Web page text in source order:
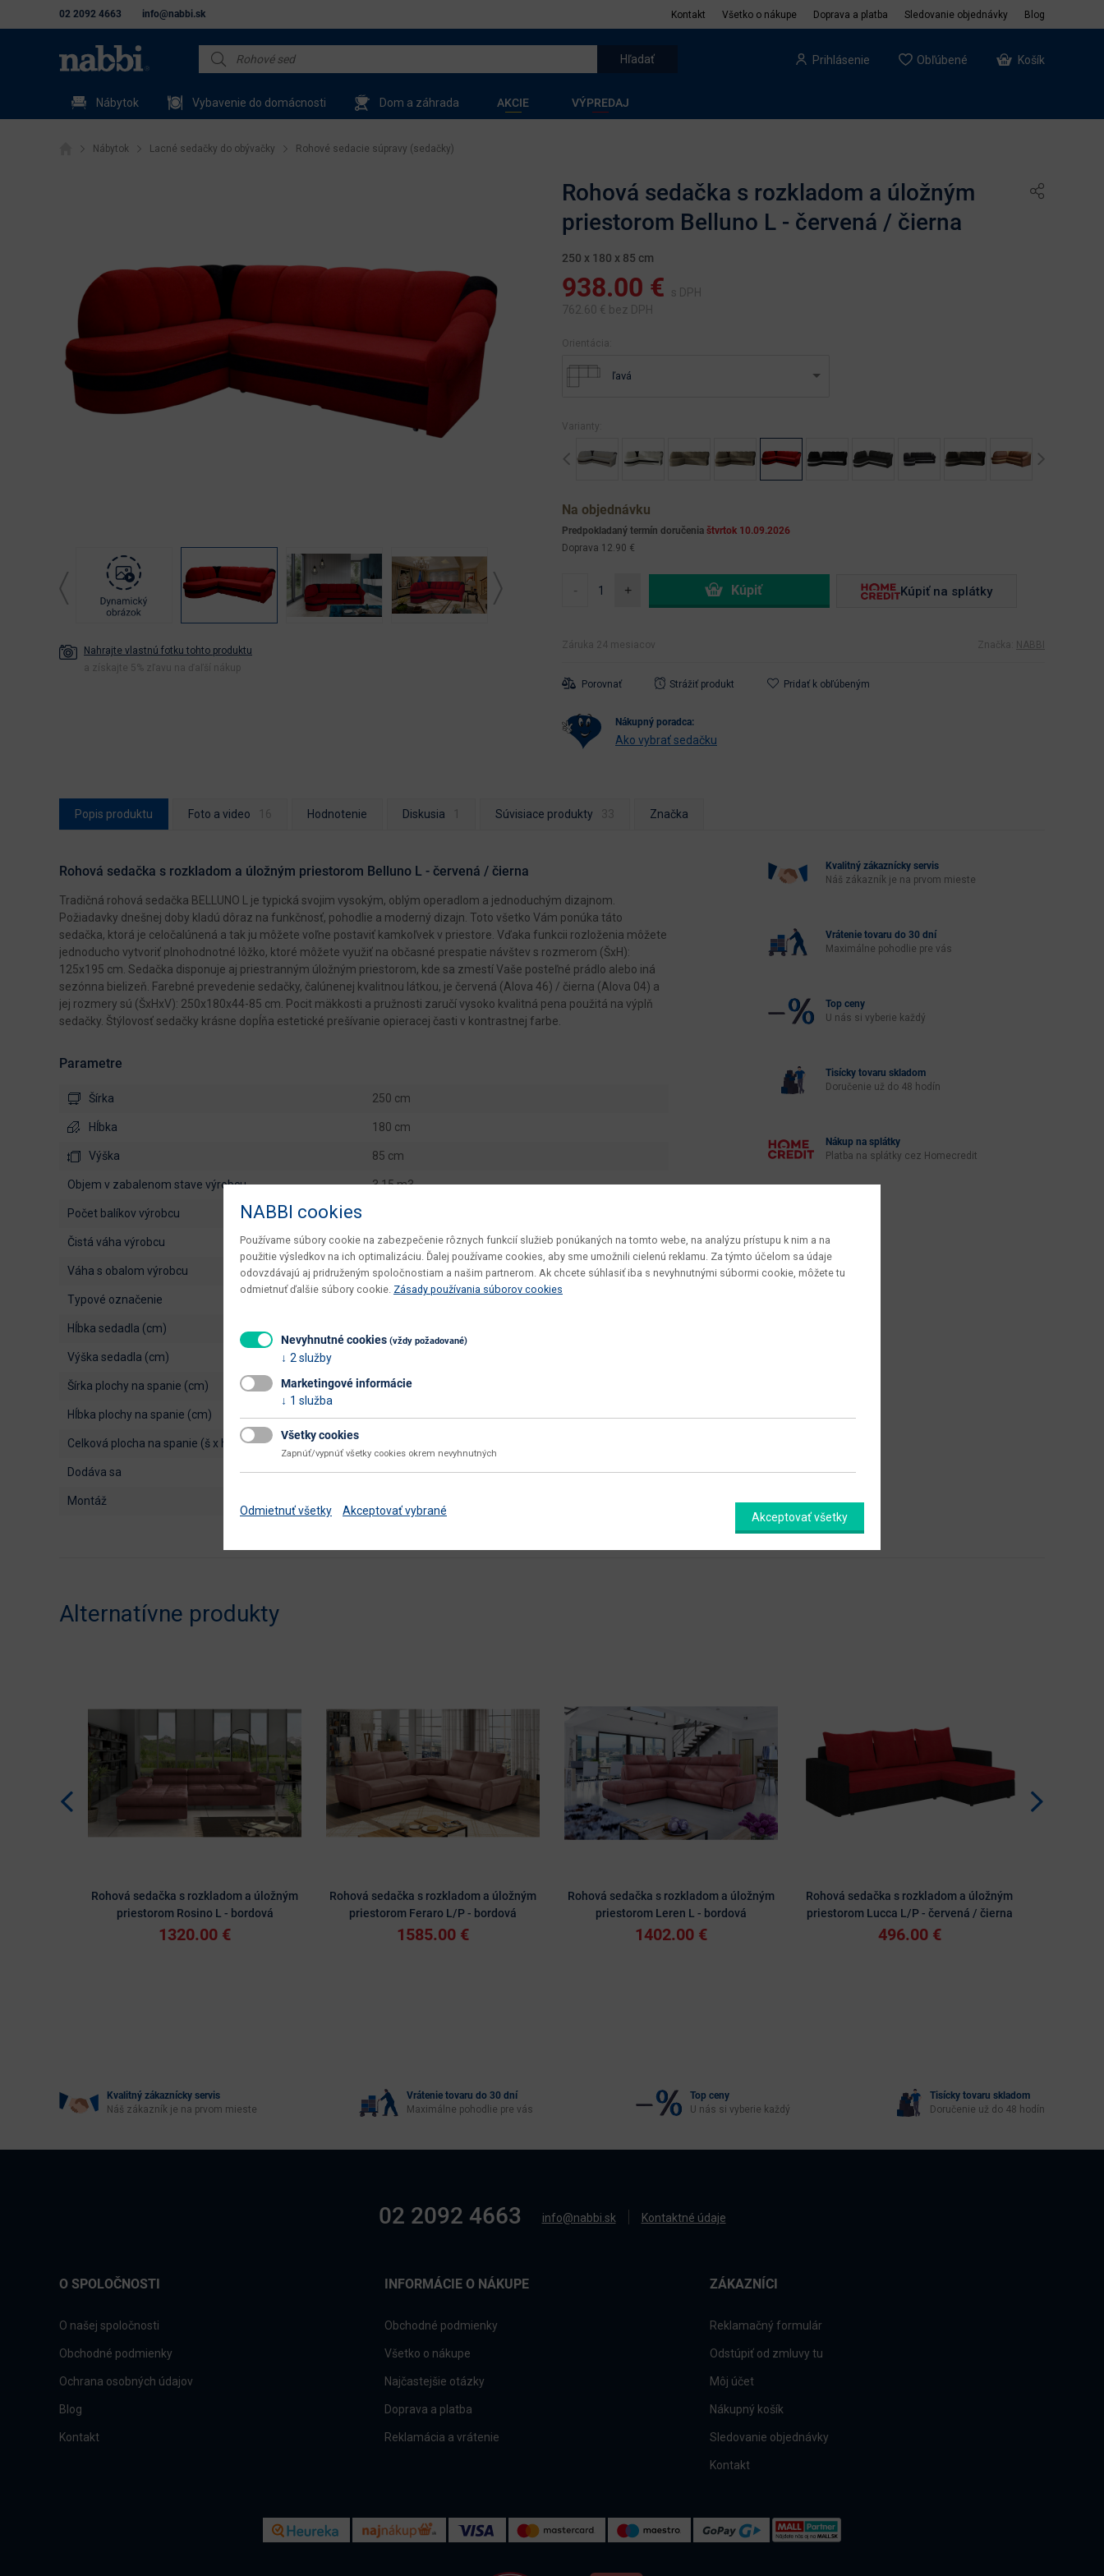
02 2092 4663 info@nabbi.sk Kontakt Všetko o nákupe Doprava a platba Sledovanie objednávky Blog
Prihlásenie Obľúbené Košík
Nábytok Vybavenie do domácnosti Dom a záhrada AKCIE VÝPREDAJ
Nábytok Lacné sedačky do obývačky Rohové sedacie súpravy (sedačky)
Nahrajte vlastnú fotku tohto produktu
a získajte 5% zľavu na ďaľší nákup
Rohová sedačka s rozkladom a úložným
priestorom Belluno L - červená / čierna
250 x 180 x 85 cm
938.00 €
s DPH
762.60 € bez DPH
Orientácia:
ľavá
Varianty:
Na objednávku
Predpokladaný termín doručenia štvrtok 10.09.2026
Doprava 12.90 €
- + Kúpiť na splátky
Záruka 24 mesiacov Značka: NABBI
Porovnať Strážiť produkt Pridať k obľúbeným
nákupný poradca:
Ako vybrať sedačku
Popis produktu Foto a video Hodnotenie Diskusia Súvisiace produkty Značka
Rohová sedačka s rozkladom a úložným priestorom Belluno L - červená / čierna
Tradičná rohová sedačka BELLUNO L je typická svojim vysokým, oblým operadlom a jednoduchým dizajnom.
Požiadavky dnešnej doby kladú dôraz na funkčnosť, pohodlie a moderný dizajn. Toto všetko Vám ponúka táto
sedačka, ktorá je celočalúnená a tak ju môžete voľne postaviť kamkoľvek v priestore. Vďaka funkcii rozloženia môžete
jednoducho vytvoriť plnohodnotné lôžko, ktoré môžete využiť na občasné prespatie návštev s rozmerom (ŠxH):
125x195 cm. Sedačka disponuje aj priestranným úložným priestorom, kde sa zmestí Vaše posteľné prádlo alebo iná
sezónna bielizeň. Farebné prevedenie sedačky, čalúnenej kvalitnou látkou, je červená (Alova 46) / čierna (Alova 04) a
jej rozmery sú (ŠxHxV): 250x180x44-85 cm. Pocit mäkkosti a pružnosti zaručí vysoko kvalitná pena použitá na výplň
sedačky. Štýlovosť sedačky krásne dopĺňa estetické prešívanie opieracej časti v kontrastnej farbe.
Parametre
Šírka 250 cm
Hĺbka 180 cm
Výška 85 cm
objem v zabalenom stave výrobcu 3.15 m3
počet balíkov výrobcu
čistá váha výrobcu 133 kg
váha s obalom výrobcu 135 kg
typové označenie Belluno L
hĺbka sedadla (cm)
výška sedadla (cm)
šírka plochy na spanie (cm) 125
hĺbka plochy na spanie (cm)
celková plocha na spanie (š x h cm)
dodáva sa v demonte
montáž
Kvalitný zákaznícky servis
Náš zákazník je na prvom mieste
Vrátenie tovaru do 30 dní
Maximálne pohodlie pre vás
Top ceny
U nás si vyberie každý
Tisícky tovaru skladom
Doručenie už do 48 hodín
Nákup na splátky
Platba na splátky cez Homecredit
Alternatívne produkty
Rohová sedačka s rozkladom a úložným
priestorom Rosino L - bordová
1320.00 €
Rohová sedačka s rozkladom a úložným
priestorom Feraro L/P - bordová
1585.00 €
Rohová sedačka s rozkladom a úložným
priestorom Leren L - bordová
1402.00 €
Rohová sedačka s rozkladom a úložným
priestorom Lucca L/P - červená / čierna
496.00 €
Kvalitný zákaznícky servis
Náš zákazník je na prvom mieste
Vrátenie tovaru do 30 dní
Maximálne pohodlie pre vás
Top ceny
U nás si vyberie každý
Tisícky tovaru skladom
Doručenie už do 48 hodín
02 2092 4663 info@nabbi.sk Kontaktné údaje
O SPOLOČNOSTI
O našej spoločnosti
Obchodné podmienky
Ochrana osobných údajov
Blog
Kontakt
INFORMÁCIE O NÁKUPE
Obchodné podmienky
Všetko o nákupe
Najčastejšie otázky
Doprava a platba
Reklamácia a vrátenie
ZÁKAZNÍCI
Reklamačný formulár
Odstúpiť od zmluvy tu
Môj účet
Nákupný košík
Sledovanie objednávky
Kontakt
NABBI cookies
Používame súbory cookie na zabezpečenie rôznych funkcií služieb ponúkaných na tomto webe, na analýzu prístupu k nim a na
použitie výsledkov na ich optimalizáciu. Ďalej používame cookies, aby sme umožnili cielenú reklamu. Za týmto účelom sa údaje
odovzdávajú aj pridruženým spoločnostiam a našim partnerom. Ak chcete súhlasiť iba s nevyhnutnými súbormi cookie, môžete tu
odmietnuť ďalšie súbory cookie. Zásady používania súborov cookies
Nevyhnutné cookies (vždy požadované)
2 služby
Marketingové informácie
1 služba
Všetky cookies
Zapnúť/vypnúť všetky cookies okrem nevyhnutných
Odmietnuť všetky Akceptovať vybrané Akceptovať všetky